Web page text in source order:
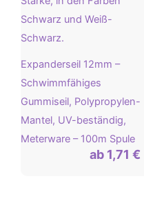
Expanderseil 12mm –
Schwimmfähiges
Gummiseil, Polypropylen-
Mantel, UV-beständig,
Meterware – 100m Spule
ab 1,71 €